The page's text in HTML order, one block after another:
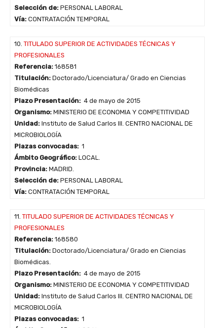
Selección de: PERSONAL LABORAL
Vía: CONTRATACIÓN TEMPORAL
10. TITULADO SUPERIOR DE ACTIVIDADES TÉCNICAS Y
PROFESIONALES
Referencia: 168581
Titulación: Doctorado/Licenciatura/ Grado en Ciencias
Biomédicas
Plazo Presentación: 4 de mayo de 2015
Organismo: MINISTERIO DE ECONOMIA Y COMPETITIVIDAD
Unidad: Instituto de Salud Carlos III. CENTRO NACIONAL DE
MICROBIOLOGÍA
Plazas convocadas: 1
Ámbito Geográfico: LOCAL.
Provincia: MADRID.
Selección de: PERSONAL LABORAL
Vía: CONTRATACIÓN TEMPORAL
11. TITULADO SUPERIOR DE ACTIVIDADES TÉCNICAS Y
PROFESIONALES
Referencia: 168580
Titulación: Doctorado/Licenciatura/ Grado en Ciencias
Biomédicas.
Plazo Presentación: 4 de mayo de 2015
Organismo: MINISTERIO DE ECONOMIA Y COMPETITIVIDAD
Unidad: Instituto de Salud Carlos III. CENTRO NACIONAL DE
MICROBIOLOGÍA
Plazas convocadas: 1